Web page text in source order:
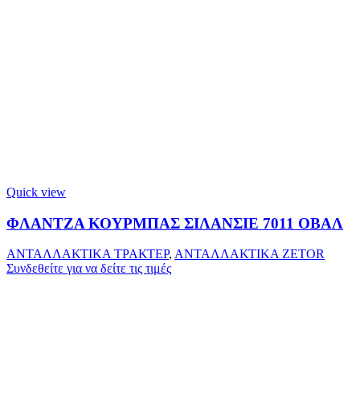
Quick view
ΦΛΑΝΤΖΑ ΚΟΥΡΜΠΑΣ ΣΙΛΑΝΣΙΕ 7011 ΟΒΑΛ
ΑΝΤΑΛΛΑΚΤΙΚΑ ΤΡΑΚΤΕΡ, ΑΝΤΑΛΛΑΚΤΙΚΑ ZETOR
Συνδεθείτε για να δείτε τις τιμές